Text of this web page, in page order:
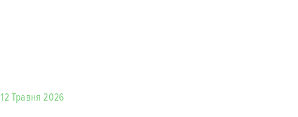
12 Травня 2026